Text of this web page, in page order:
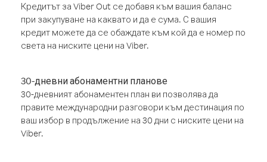
Кредитът за Viber Out се добавя към вашия баланс
при закупуване на каквато и да е сума. С вашия
кредит можете да се обаждате към кой да е номер по
света на ниските цени на Viber.
30-дневни абонаментни планове
30-дневният абонаментен план ви позволява да
правите международни разговори към дестинация по
ваш избор в продължение на 30 дни с ниските цени на
Viber.